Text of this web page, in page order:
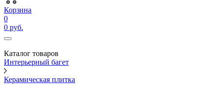
Корзина
0
0 руб.
Каталог товаров
Интерьерный багет
Керамическая плитка